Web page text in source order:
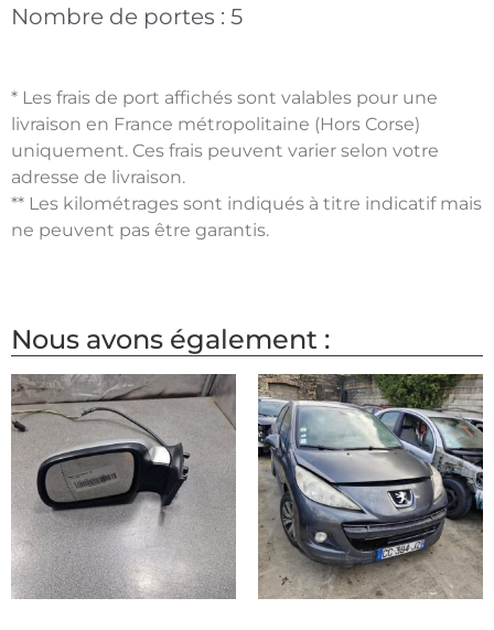
Nombre de portes : 5
* Les frais de port affichés sont valables pour une
livraison en France métropolitaine (Hors Corse)
uniquement. Ces frais peuvent varier selon votre
adresse de livraison.
** Les kilométrages sont indiqués à titre indicatif mais
ne peuvent pas être garantis.
Nous avons également :